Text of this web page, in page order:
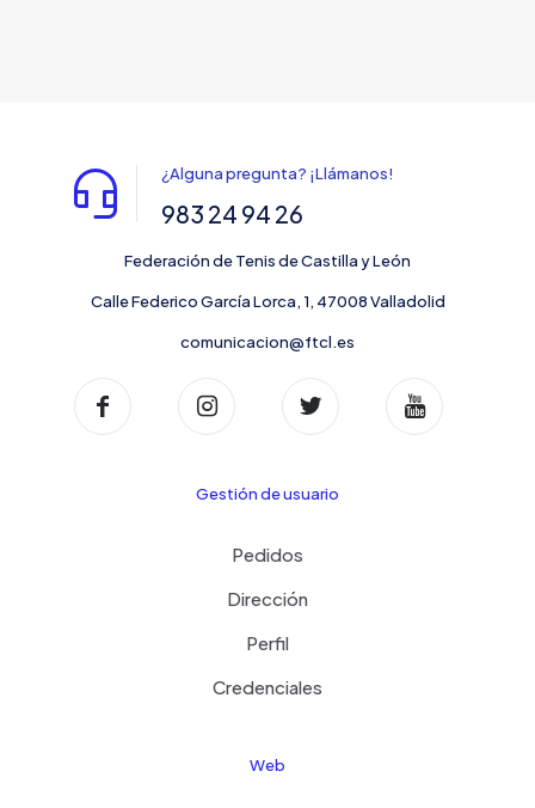
¿Alguna pregunta? ¡Llámanos!
983 24 94 26
Federación de Tenis de Castilla y León
Calle Federico García Lorca, 1, 47008 Valladolid
comunicacion@ftcl.es
Gestión de usuario
Pedidos
Dirección
Perfil
Credenciales
Web